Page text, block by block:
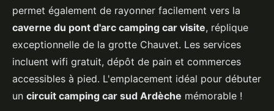
permet également de rayonner facilement vers la
caverne du pont d'arc camping car visite, réplique
exceptionnelle de la grotte Chauvet. Les services
incluent wifi gratuit, dépôt de pain et commerces
accessibles à pied. L'emplacement idéal pour débuter
un circuit camping car sud Ardèche mémorable !